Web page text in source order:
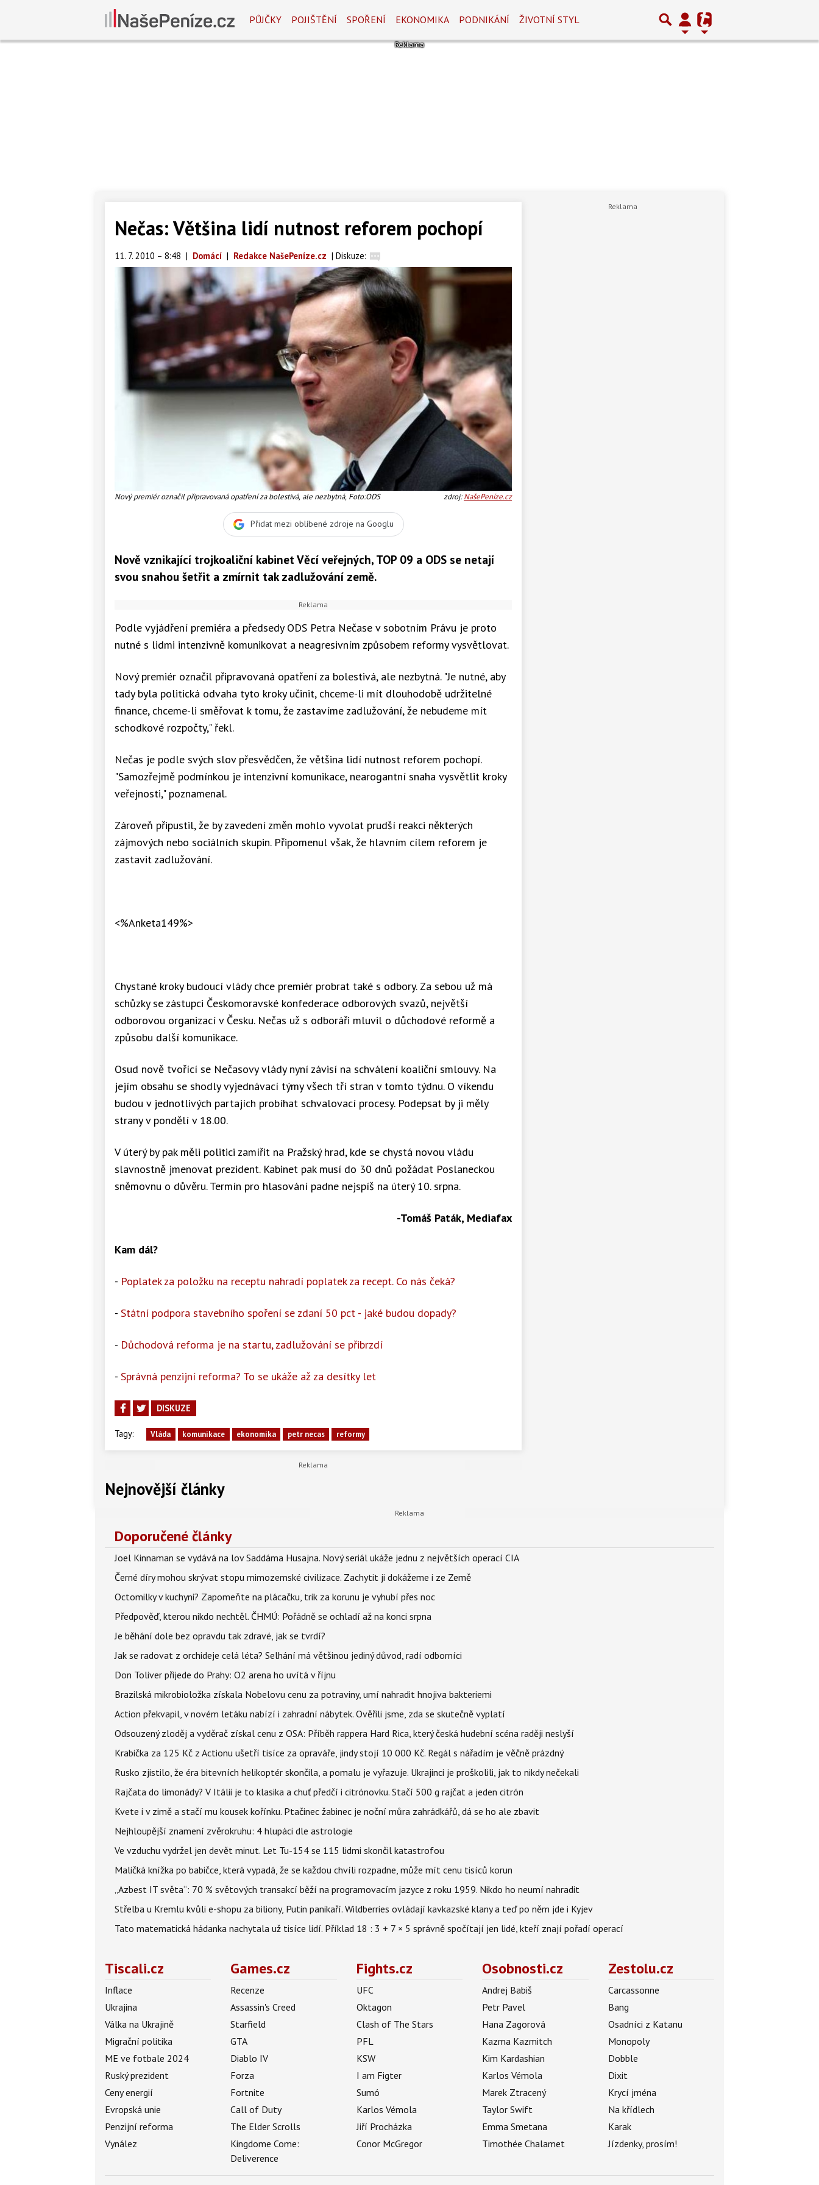
PŮJČKY POJIŠTĚNÍ SPOŘENÍ EKONOMIKA PODNIKÁNÍ ŽIVOTNÍ STYL
Nečas: Většina lidí nutnost reforem pochopí
11. 7. 2010 – 8:48 | Domácí | Redakce NašePeníze.cz | Diskuze:
Nový premiér označil připravovaná opatření za bolestivá, ale nezbytná, Foto:ODS zdroj:NašePeníze.cz
Přidat mezi oblíbené zdroje na Googlu
Nově vznikající trojkoaliční kabinet Věcí veřejných, TOP 09 a ODS se netají
svou snahou šetřit a zmírnit tak zadlužování země.
Podle vyjádření premiéra a předsedy ODS Petra Nečase v sobotním Právu je proto
nutné s lidmi intenzivně komunikovat a neagresivním způsobem reformy vysvětlovat.
Nový premiér označil připravovaná opatření za bolestivá, ale nezbytná. "Je nutné, aby
tady byla politická odvaha tyto kroky učinit, chceme-li mít dlouhodobě udržitelné
finance, chceme-li směřovat k tomu, že zastavíme zadlužování, že nebudeme mít
schodkové rozpočty," řekl.
Nečas je podle svých slov přesvědčen, že většina lidí nutnost reforem pochopí.
"Samozřejmě podmínkou je intenzivní komunikace, nearogantní snaha vysvětlit kroky
veřejnosti," poznamenal.
Zároveň připustil, že by zavedení změn mohlo vyvolat prudší reakci některých
zájmových nebo sociálních skupin. Připomenul však, že hlavním cílem reforem je
zastavit zadlužování.
<%Anketa149%>
Chystané kroky budoucí vlády chce premiér probrat také s odbory. Za sebou už má
schůzky se zástupci Českomoravské konfederace odborových svazů, největší
odborovou organizací v Česku. Nečas už s odboráři mluvil o důchodové reformě a
způsobu další komunikace.
Osud nově tvořící se Nečasovy vlády nyní závisí na schválení koaliční smlouvy. Na
jejím obsahu se shodly vyjednávací týmy všech tří stran v tomto týdnu. O víkendu
budou v jednotlivých partajích probíhat schvalovací procesy. Podepsat by ji měly
strany v pondělí v 18.00.
V úterý by pak měli politici zamířit na Pražský hrad, kde se chystá novou vládu
slavnostně jmenovat prezident. Kabinet pak musí do 30 dnů požádat Poslaneckou
sněmovnu o důvěru. Termín pro hlasování padne nejspíš na úterý 10. srpna.
-Tomáš Paták, Mediafax
Kam dál?
- Poplatek za položku na receptu nahradí poplatek za recept. Co nás čeká?
- Státní podpora stavebního spoření se zdaní 50 pct - jaké budou dopady?
- Důchodová reforma je na startu, zadlužování se přibrzdí
- Správná penzijní reforma? To se ukáže až za desítky let
DISKUZE
Tagy: Vláda komunikace ekonomika petr necas reformy
Nejnovější články
Doporučené články
Joel Kinnaman se vydává na lov Saddáma Husajna. Nový seriál ukáže jednu z největších operací CIA
Černé díry mohou skrývat stopu mimozemské civilizace. Zachytit ji dokážeme i ze Země
Octomilky v kuchyni? Zapomeňte na plácačku, trik za korunu je vyhubí přes noc
Předpověď, kterou nikdo nechtěl. ČHMÚ: Pořádně se ochladí až na konci srpna
Je běhání dole bez opravdu tak zdravé, jak se tvrdí?
Jak se radovat z orchideje celá léta? Selhání má většinou jediný důvod, radí odborníci
Don Toliver přijede do Prahy: O2 arena ho uvítá v říjnu
Brazilská mikrobioložka získala Nobelovu cenu za potraviny, umí nahradit hnojiva bakteriemi
Action překvapil, v novém letáku nabízí i zahradní nábytek. Ověřili jsme, zda se skutečně vyplatí
Odsouzený zloděj a vyděrač získal cenu z OSA: Příběh rappera Hard Rica, který česká hudební scéna raději neslyší
Krabička za 125 Kč z Actionu ušetří tisíce za opraváře, jindy stojí 10 000 Kč. Regál s nářadím je věčně prázdný
Rusko zjistilo, že éra bitevních helikoptér skončila, a pomalu je vyřazuje. Ukrajinci je proškolili, jak to nikdy nečekali
Rajčata do limonády? V Itálii je to klasika a chuť předčí i citrónovku. Stačí 500 g rajčat a jeden citrón
Kvete i v zimě a stačí mu kousek kořínku. Ptačinec žabinec je noční můra zahrádkářů, dá se ho ale zbavit
Nejhloupější znamení zvěrokruhu: 4 hlupáci dle astrologie
Ve vzduchu vydržel jen devět minut. Let Tu-154 se 115 lidmi skončil katastrofou
Maličká knížka po babičce, která vypadá, že se každou chvíli rozpadne, může mít cenu tisíců korun
„Azbest IT světa“: 70 % světových transakcí běží na programovacím jazyce z roku 1959. Nikdo ho neumí nahradit
Střelba u Kremlu kvůli e-shopu za biliony, Putin panikaří. Wildberries ovládají kavkazské klany a teď po něm jde i Kyjev
Tato matematická hádanka nachytala už tisíce lidí. Příklad 18 : 3 + 7 × 5 správně spočítají jen lidé, kteří znají pořadí operací
Tiscali.cz
Inflace
Ukrajina
Válka na Ukrajině
Migrační politika
ME ve fotbale 2024
Ruský prezident
Ceny energií
Evropská unie
Penzijní reforma
Vynález
Games.cz
Recenze
Assassin's Creed
Starfield
GTA
Diablo IV
Forza
Fortnite
Call of Duty
The Elder Scrolls
Kingdome Come:
Deliverence
Fights.cz
UFC
Oktagon
Clash of The Stars
PFL
KSW
I am Figter
Sumó
Karlos Vémola
Jiří Procházka
Conor McGregor
Osobnosti.cz
Andrej Babiš
Petr Pavel
Hana Zagorová
Kazma Kazmitch
Kim Kardashian
Karlos Vémola
Marek Ztracený
Taylor Swift
Emma Smetana
Timothée Chalamet
Zestolu.cz
Carcassonne
Bang
Osadníci z Katanu
Monopoly
Dobble
Dixit
Krycí jména
Na křídlech
Karak
Jízdenky, prosím!